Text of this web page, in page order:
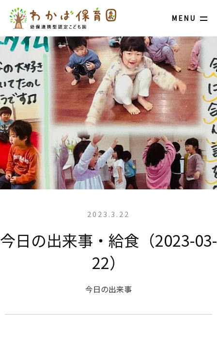
MENU
2023.3.22
今日の出来事・給食（2023-03-
22）
今日の出来事